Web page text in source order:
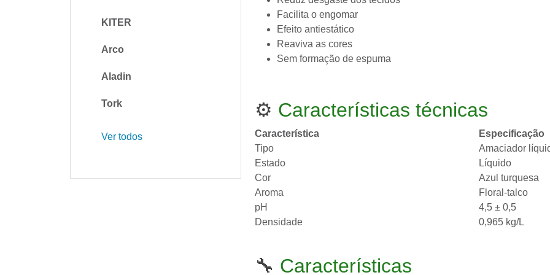
KITER
Arco
Aladin
Tork
Ver todos
Facilita o engomar
Efeito antiestático
Reaviva as cores
Sem formação de espuma
⚙️ Características técnicas
Característica
Especificação
Tipo
Amaciador
Estado
Líquido
Cor
Azul turquesa
Aroma
Floral-talco
pH
4,5 ± 0,5
Densidade
0,965 kg/L
🔧 Características